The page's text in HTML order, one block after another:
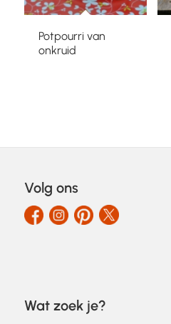
Potpourri van
onkruid
Volg ons
Wat zoek je?